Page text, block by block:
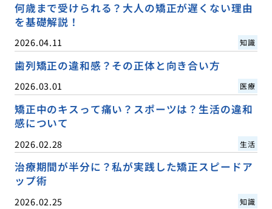
何歳まで受けられる？大人の矯正が遅くない理由
を基礎解説！
2026.04.11 知識
歯列矯正の違和感？その正体と向き合い方
2026.03.01 医療
矯正中のキスって痛い？スポーツは？生活の違和
感について
2026.02.28 生活
治療期間が半分に？私が実践した矯正スピードア
ップ術
2026.02.25 知識